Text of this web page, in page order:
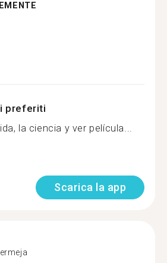
preferiti
la ciencia y ver película...
Scarica la app